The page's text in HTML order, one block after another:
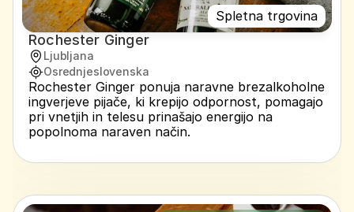
Spletna trgovina
Rochester Ginger
Ljubljana
Osrednjeslovenska
Rochester Ginger ponuja naravne brezalkoholne
ingverjeve pijače, ki krepijo odpornost, pomagajo
pri vnetjih in telesu prinašajo energijo na
popolnoma naraven način.